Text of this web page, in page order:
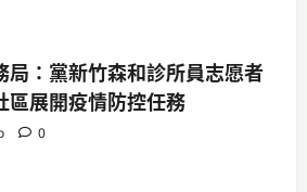
局：黨新竹森和診所員志愿者
區展開疫情防控任務
0